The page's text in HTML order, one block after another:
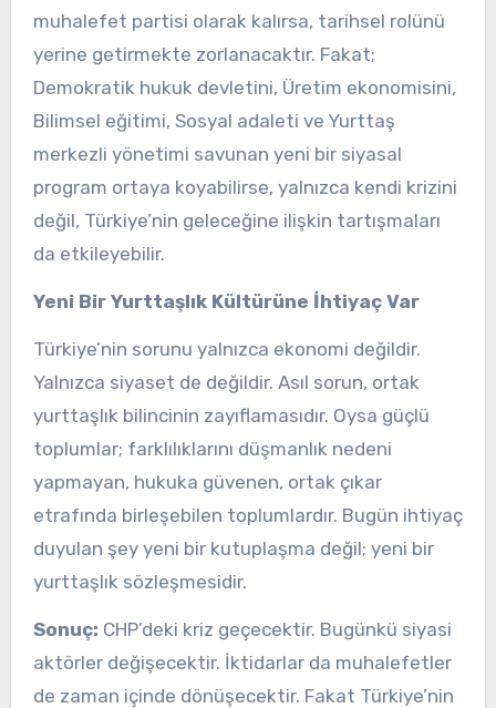
muhalefet partisi olarak kalırsa, tarihsel rolünü
yerine getirmekte zorlanacaktır. Fakat;
Demokratik hukuk devletini, Üretim ekonomisini,
Bilimsel eğitimi, Sosyal adaleti ve Yurttaş
merkezli yönetimi savunan yeni bir siyasal
program ortaya koyabilirse, yalnızca kendi krizini
değil, Türkiye’nin geleceğine ilişkin tartışmaları
da etkileyebilir.
Yeni Bir Yurttaşlık Kültürüne İhtiyaç Var
Türkiye’nin sorunu yalnızca ekonomi değildir.
Yalnızca siyaset de değildir. Asıl sorun, ortak
yurttaşlık bilincinin zayıflamasıdır. Oysa güçlü
toplumlar; farklılıklarını düşmanlık nedeni
yapmayan, hukuka güvenen, ortak çıkar
etrafında birleşebilen toplumlardır. Bugün ihtiyaç
duyulan şey yeni bir kutuplaşma değil; yeni bir
yurttaşlık sözleşmesidir.
Sonuç: CHP’deki kriz geçecektir. Bugünkü siyasi
aktörler değişecektir. İktidarlar da muhalefetler
de zaman içinde dönüşecektir. Fakat Türkiye’nin